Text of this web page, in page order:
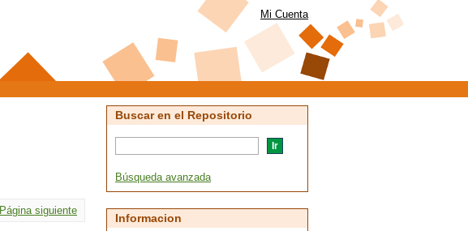
Mi Cuenta
Página siguiente
Buscar en el Repositorio
Búsqueda avanzada
Informacion